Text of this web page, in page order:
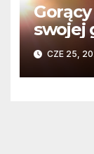
swojej
80606 b
CZE 25,